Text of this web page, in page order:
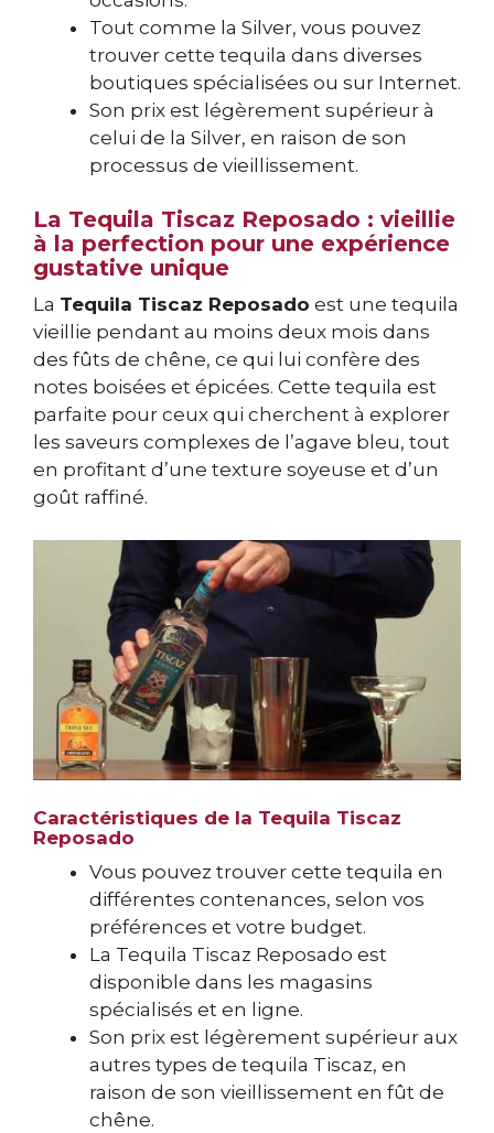
Tout comme la Silver, vous pouvez
trouver cette tequila dans diverses
boutiques spécialisées ou sur Internet.
Son prix est légèrement supérieur à
celui de la Silver, en raison de son
processus de vieillissement.
La Tequila Tiscaz Reposado : vieillie
à la perfection pour une expérience
gustative unique
La Tequila Tiscaz Reposado est une tequila
vieillie pendant au moins deux mois dans
des fûts de chêne, ce qui lui confère des
notes boisées et épicées. Cette tequila est
parfaite pour ceux qui cherchent à explorer
les saveurs complexes de l’agave bleu, tout
en profitant d’une texture soyeuse et d’un
goût raffiné.
Caractéristiques de la Tequila Tiscaz
Reposado
Vous pouvez trouver cette tequila en
différentes contenances, selon vos
préférences et votre budget.
La Tequila Tiscaz Reposado est
disponible dans les magasins
spécialisés et en ligne.
Son prix est légèrement supérieur aux
autres types de tequila Tiscaz, en
raison de son vieillissement en fût de
chêne.